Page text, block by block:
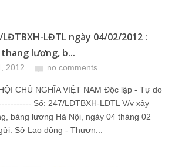
LĐTL ngày 04/02/2012 :
lương, b...
2012 no comments
CHỦ NGHĨA VIỆT NAM Độc lập - Tự do
Số: 247/LĐTBXH-LĐTL V/v xây
bảng lương Hà Nội, ngày 04 tháng 02
Sở Lao động - Thươn...